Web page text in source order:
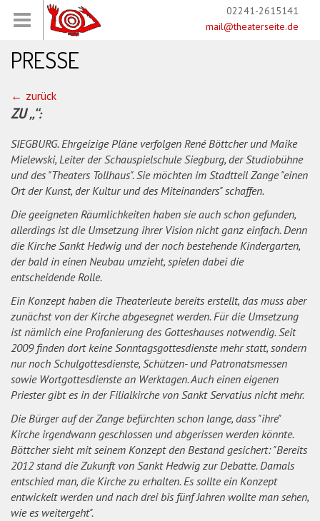
02241-2615141
mail@theaterseite.de
PRESSE
zurück
ZU „“:
SIEGBURG. Ehrgeizige Pläne verfolgen René Böttcher und Maike
Mielewski, Leiter der Schauspielschule Siegburg, der Studiobühne
und des "Theaters Tollhaus". Sie möchten im Stadtteil Zange "einen
Ort der Kunst, der Kultur und des Miteinanders" schaffen.
Die geeigneten Räumlichkeiten haben sie auch schon gefunden,
allerdings ist die Umsetzung ihrer Vision nicht ganz einfach. Denn
die Kirche Sankt Hedwig und der noch bestehende Kindergarten,
der bald in einen Neubau umzieht, spielen dabei die
entscheidende Rolle.
Ein Konzept haben die Theaterleute bereits erstellt, das muss aber
zunächst von der Kirche abgesegnet werden. Für die Umsetzung
ist nämlich eine Profanierung des Gotteshauses notwendig. Seit
2009 finden dort keine Sonntagsgottesdienste mehr statt, sondern
nur noch Schulgottesdienste, Schützen- und Patronatsmessen
sowie Wortgottesdienste an Werktagen. Auch einen eigenen
Priester gibt es in der Filialkirche von Sankt Servatius nicht mehr.
Die Bürger auf der Zange befürchten schon lange, dass "ihre"
Kirche irgendwann geschlossen und abgerissen werden könnte.
Böttcher sieht mit seinem Konzept den Bestand gesichert: "Bereits
2012 stand die Zukunft von Sankt Hedwig zur Debatte. Damals
entschied man, die Kirche zu erhalten. Es sollte ein Konzept
entwickelt werden und nach drei bis fünf Jahren wollte man sehen,
wie es weitergeht".